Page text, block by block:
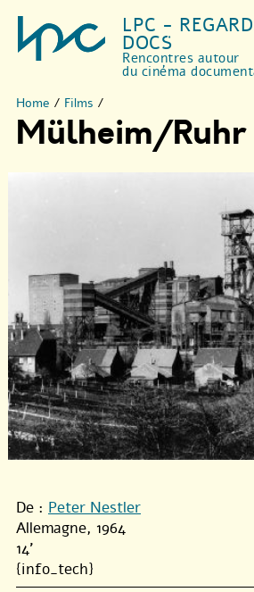
LPC -
DOCS
Rencontres autour
du cinéma
Home / Films /
Mülheim/Ruhr
De : Peter Nestler
Allemagne, 1964
14'
{info_tech}